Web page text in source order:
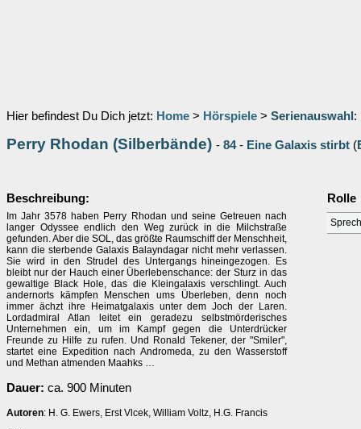
Hier befindest Du Dich jetzt: Home > Hörspiele > Serienauswahl :
Perry Rhodan (Silberbände) - 84- Eine Galaxis stirbt (
Beschreibung:
Im Jahr 3578 haben Perry Rhodan und seine Getreuen nach
langer Odyssee endlich den Weg zurück in die Milchstraße
gefunden. Aber die SOL, das größte Raumschiff der Menschheit,
kann die sterbende Galaxis Balayndagar nicht mehr verlassen.
Sie wird in den Strudel des Untergangs hineingezogen. Es
bleibt nur der Hauch einer Überlebenschance: der Sturz in das
gewaltige Black Hole, das die Kleingalaxis verschlingt. Auch
andernorts kämpfen Menschen ums Überleben, denn noch
immer ächzt ihre Heimatgalaxis unter dem Joch der Laren.
Lordadmiral Atlan leitet ein geradezu selbstmörderisches
Unternehmen ein, um im Kampf gegen die Unterdrücker
Freunde zu Hilfe zu rufen. Und Ronald Tekener, der "Smiler",
startet eine Expedition nach Andromeda, zu den Wasserstoff
und Methan atmenden Maahks …
Dauer: ca. 900 Minuten
Autoren: H. G. Ewers, Erst Vlcek, William Voltz, H.G. Francis
Rolle